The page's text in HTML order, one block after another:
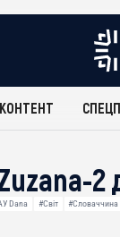
Dana #Світ #Словаччина